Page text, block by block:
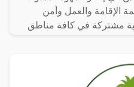
الإقامة والعمل وأمن
مشتركة في كافة مناطق